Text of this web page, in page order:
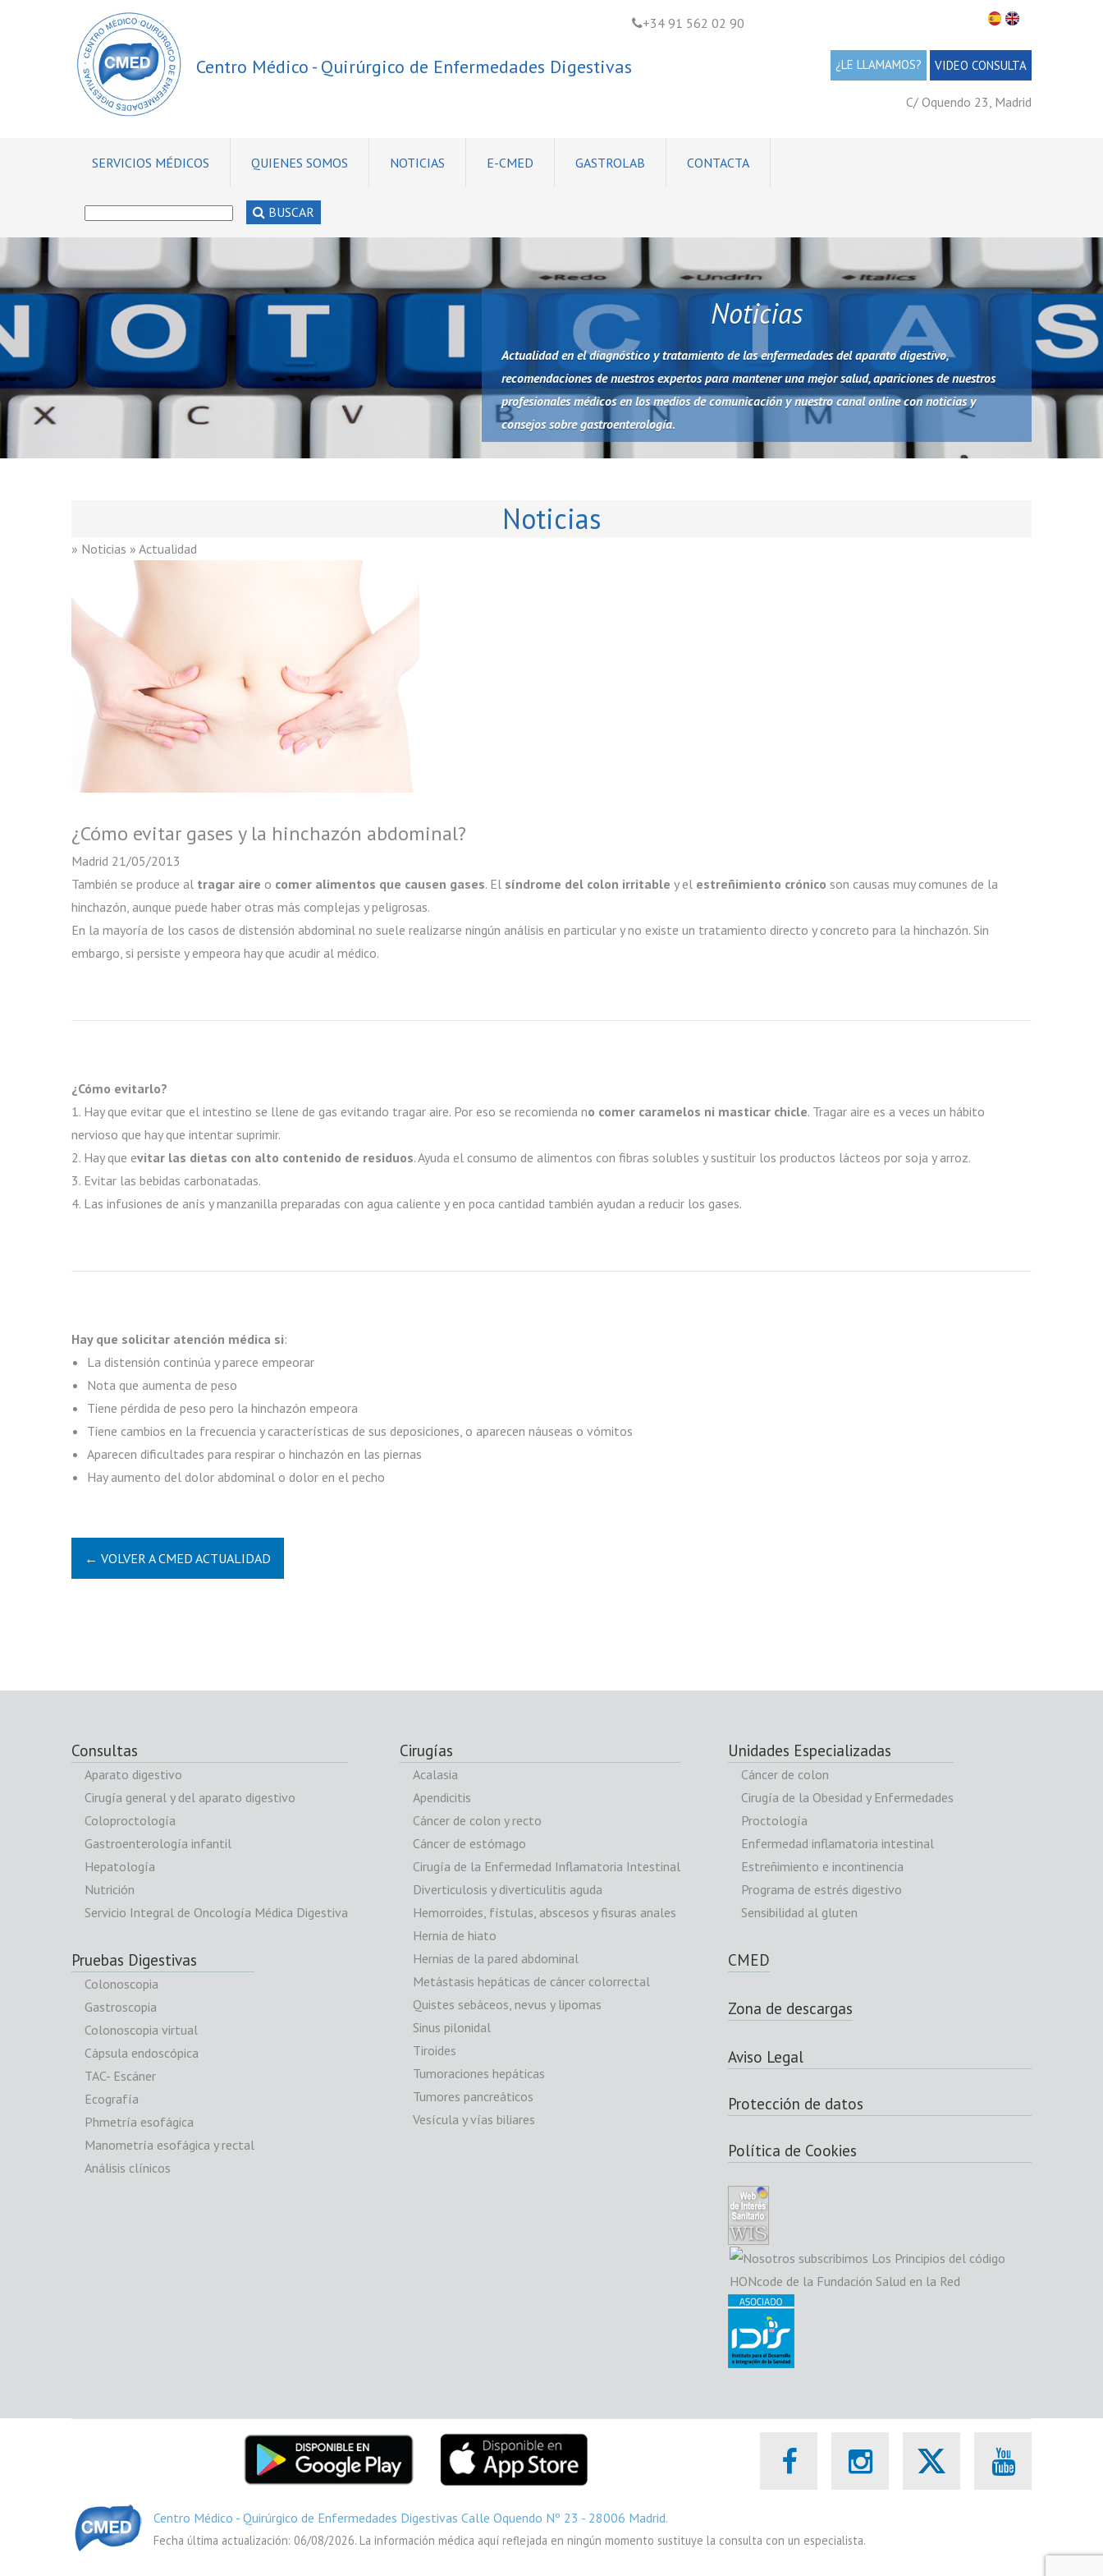
Centro Médico - Quirúrgico de Enfermedades Digestivas
+34 91 562 02 90
¿LE LLAMAMOS? VIDEO CONSULTA
C/ Oquendo 23, Madrid
SERVICIOS MÉDICOS QUIENES SOMOS NOTICIAS E-CMED GASTROLAB CONTACTA
BUSCAR
Noticias
Actualidad en el diagnóstico y tratamiento de las enfermedades del aparato digestivo,
recomendaciones de nuestros expertos para mantener una mejor salud, apariciones de nuestros
profesionales médicos en los medios de comunicación y nuestro canal online con noticias y
consejos sobre gastroenterología.
Noticias
» Noticias » Actualidad
¿Cómo evitar gases y la hinchazón abdominal?
Madrid 21/05/2013
También se produce al tragar aire o comer alimentos que causen gases. El síndrome del colon irritable y el estreñimiento crónico son causas muy comunes de la
hinchazón, aunque puede haber otras más complejas y peligrosas.
En la mayoría de los casos de distensión abdominal no suele realizarse ningún análisis en particular y no existe un tratamiento directo y concreto para la hinchazón. Sin
embargo, si persiste y empeora hay que acudir al médico.
¿Cómo evitarlo?
1. Hay que evitar que el intestino se llene de gas evitando tragar aire. Por eso se recomienda no comer caramelos ni masticar chicle. Tragar aire es a veces un hábito
nervioso que hay que intentar suprimir.
2. Hay que evitar las dietas con alto contenido de residuos. Ayuda el consumo de alimentos con fibras solubles y sustituir los productos lácteos por soja y arroz.
3. Evitar las bebidas carbonatadas.
4. Las infusiones de anís y manzanilla preparadas con agua caliente y en poca cantidad también ayudan a reducir los gases.
Hay que solicitar atención médica si:
La distensión continúa y parece empeorar
Nota que aumenta de peso
Tiene pérdida de peso pero la hinchazón empeora
Tiene cambios en la frecuencia y características de sus deposiciones, o aparecen náuseas o vómitos
Aparecen dificultades para respirar o hinchazón en las piernas
Hay aumento del dolor abdominal o dolor en el pecho
← VOLVER A CMED ACTUALIDAD
Consultas
Aparato digestivo
Cirugía general y del aparato digestivo
Coloproctología
Gastroenterología infantil
Hepatología
Nutrición
Servicio Integral de Oncología Médica Digestiva
Pruebas Digestivas
Colonoscopia
Gastroscopia
Colonoscopia virtual
Cápsula endoscópica
TAC- Escáner
Ecografía
Phmetría esofágica
Manometría esofágica y rectal
Análisis clínicos
Cirugías
Acalasia
Apendicitis
Cáncer de colon y recto
Cáncer de estómago
Cirugía de la Enfermedad Inflamatoria Intestinal
Diverticulosis y diverticulitis aguda
Hemorroides, fístulas, abscesos y fisuras anales
Hernia de hiato
Hernias de la pared abdominal
Metástasis hepáticas de cáncer colorrectal
Quistes sebáceos, nevus y lipomas
Sinus pilonidal
Tiroides
Tumoraciones hepáticas
Tumores pancreáticos
Vesícula y vías biliares
Unidades Especializadas
Cáncer de colon
Cirugía de la Obesidad y Enfermedades
Proctología
Enfermedad inflamatoria intestinal
Estreñimiento e incontinencia
Programa de estrés digestivo
Sensibilidad al gluten
CMED
Zona de descargas
Aviso Legal
Protección de datos
Política de Cookies
Centro Médico - Quirúrgico de Enfermedades Digestivas Calle Oquendo Nº 23 - 28006 Madrid.
Fecha última actualización: 06/08/2026. La información médica aquí reflejada en ningún momento sustituye la consulta con un especialista.